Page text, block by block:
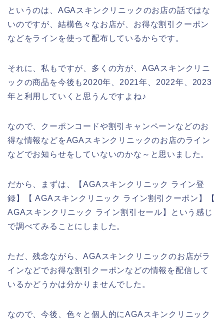
というのは、AGAスキンクリニックのお店の話ではな
いのですが、結構色々なお店が、お得な割引クーポン
などをラインを使って配布しているからです。
それに、私もですが、多くの方が、AGAスキンクリニ
ックの商品を今後も2020年、2021年、2022年、2023
年と利用していくと思うんですよね♪
なので、クーポンコードや割引キャンペーンなどのお
得な情報などをAGAスキンクリニックのお店のライン
などでお知らせをしていないのかな～と思いました。
だから、まずは、【AGAスキンクリニック ライン登
録】【 AGAスキンクリニック ライン割引クーポン】【
AGAスキンクリニック ライン割引セール】という感じ
で調べてみることにしました。
ただ、残念ながら、AGAスキンクリニックのお店がラ
インなどでお得な割引クーポンなどの情報を配信して
いるかどうかは分かりませんでした。
なので、今後、色々と個人的にAGAスキンクリニック